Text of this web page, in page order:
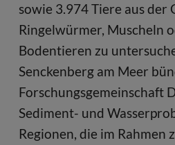
sowie 3.974 Tiere aus
Ringelwürmer, Muscheln
Bodentieren zu
Senckenberg am Meer
Forschungsgemeinschaft
Sediment- und
Regionen, die im